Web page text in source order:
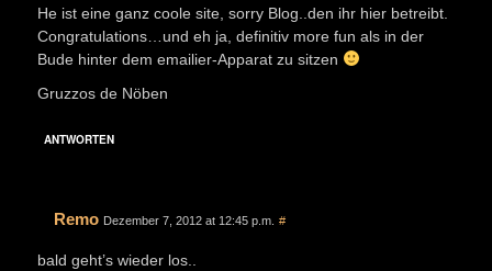
He ist eine ganz coole site, sorry Blog..den ihr hier betreibt.
Congratulations…und eh ja, definitiv more fun als in der
Bude hinter dem emailier-Apparat zu sitzen
Gruzzos de Nöben
ANTWORTEN
Remo Dezember 7, 2012 at 12:45 p.m. #
bald geht’s wieder los..